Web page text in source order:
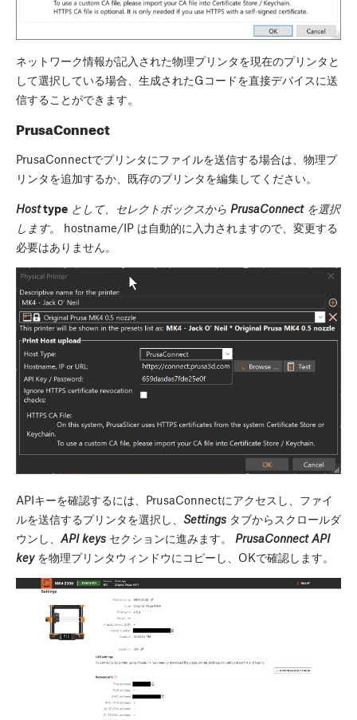
ネットワーク情報が記入された物理プリンタを現在のプリンタと
して選択している場合、生成されたGコードを直接デバイスに送
信することができます。
PrusaConnect
PrusaConnectでプリンタにファイルを送信する場合は、物理プ
リンタを追加するか、既存のプリンタを編集してください。
Hosttype として、セレクトボックスから PrusaConnectを選択
します。
hostname/IP は自動的に入力されますので、変更する
必要はありません。
APIキーを確認するには、PrusaConnectにアクセスし、ファイ
ルを送信するプリンタを選択し、 Settings タブからスクロールダ
ウンし、 API keys セクションに進みます。 PrusaConnect API
keyを物理プリンタウィンドウにコピーし、OKで確認します。